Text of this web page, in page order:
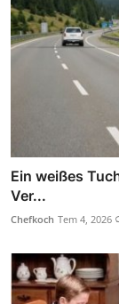
Ein weißes
Ver...
Chefkoch Tem 4, 2026